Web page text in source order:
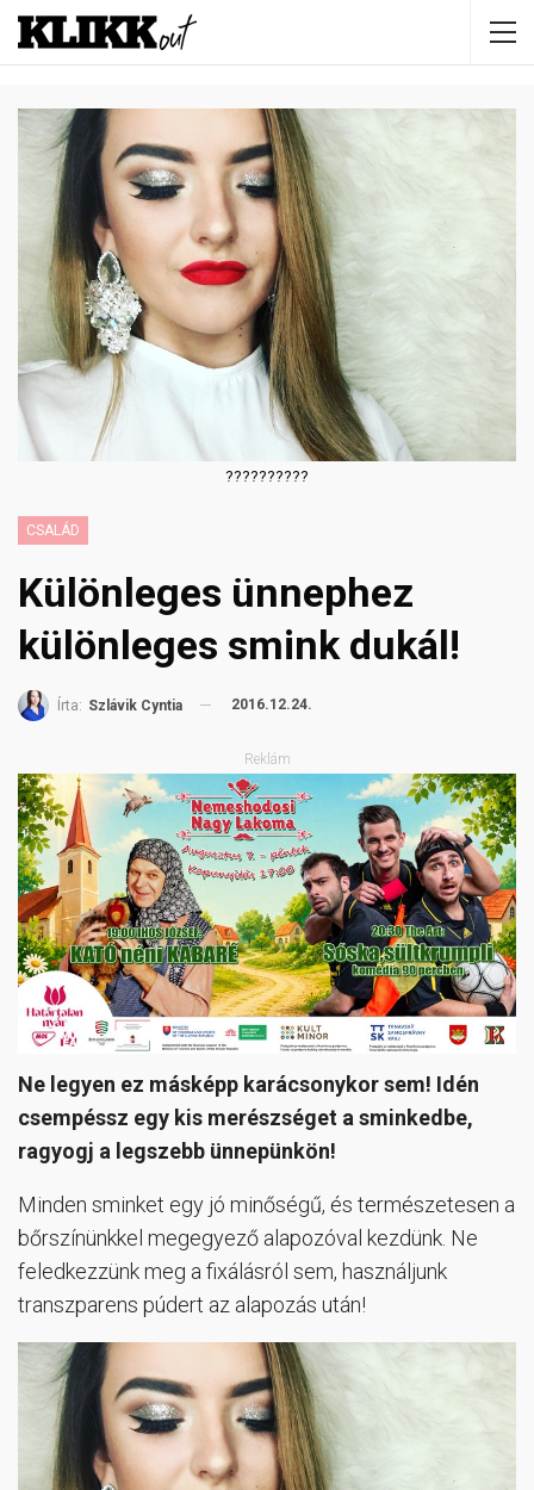
??????????
CSALÁD
Különleges ünnephez
különleges smink dukál!
Írta: Szlávik Cyntia 2016.12.24.
Reklám
Ne legyen ez másképp karácsonykor sem! Idén
csempéssz egy kis merészséget a sminkedbe,
ragyogj a legszebb ünnepünkön!
Minden sminket egy jó minőségű, és természetesen a
bőrszínünkkel megegyező alapozóval kezdünk. Ne
feledkezzünk meg a fixálásról sem, használjunk
transzparens púdert az alapozás után!